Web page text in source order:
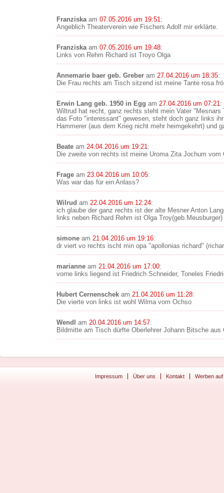
Franziskaam 07.05.2016 um 19:51:
Angeblich Theaterverein wie Fischers Adolf mir erklärte.
Franziskaam 07.05.2016 um 19:48:
Links von Rehm Richard ist Troyo Olga
Annemarie baer geb. Greber am 27.04.2016 um 18:35:
Die Frau rechts am Tisch sitzend ist meine Tante rosa
Erwin Lang geb. 1950 in Egg am 27.04.2016 um 07:21:
Wiltrud hat recht, ganz rechts steht mein Vater "Mesnars
das Foto "interessant" gewesen, steht doch ganz links
Hammerer (aus dem Krieg nicht mehr heimgekehrt) und
Beate am 24.04.2016 um 19:21:
Die zweite von rechts ist meine Uroma Zita Jochum vom
Frage am 23.04.2016 um 10:05:
Was war das für ein Anlass?
Wilrud am 22.04.2016 um 12:24:
ich glaube der ganz rechts ist der alte Mesner Anton
links neben Richard Rehm ist Olga Troy(geb.Meusburger)
simone am 21.04.2016 um 19:16:
dr viert vo rechts ischt min opa "apollonias richard"
marianne am 21.04.2016 um 17:00:
vorne links liegend ist Friedrich Schneider, Toneles
Hubert Cernenschek am 21.04.2016 um 11:28:
Die vierte von links ist wohl Wilma vom Ochso
Wendl am 20.04.2016 um 14:57:
Bildmitte am Tisch dürfte Oberlehrer Johann Bitsche aus
Impressum Über uns Kontakt Werben